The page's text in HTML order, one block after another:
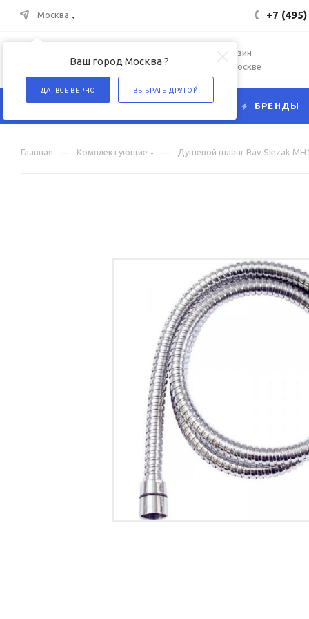
Москва
Ваш город Москва ?
ДА, ВСЕ ВЕРНО ВЫБРАТЬ ДРУГОЙ
+7
Интернет-магазин
сантехники в Москве
КАТАЛОГ БРЕНДЫ
Главная — Комплектующие — Душевой шланг Rav Slezak